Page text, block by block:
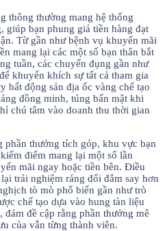
thông thường mang hệ thống
giúp bạn phung giá tiền hàng đạt
Từ gần như bệnh vụ khuyến mãi
mang lại các một số bạn thân bắt
tuần, các chuyển đụng gần như
khuyến khích sự tất cả tham gia
bất động sản địa ốc vàng chế tạo
đồng minh, túng bấn mật khi
chú tâm vào doanh thu thời gian
phần thưởng tích góp, khu vực bạn
điểm mang lại một số lần
mãi ngay hoặc tiền bên. Điều
trải nghiệm ráng đổi đắm say hơn
tò mò phổ biến gần như trò
chế tạo dựa vào hung tàn liệu
đề cập rằng phần thưởng mê
của vẫn từng thành viên.